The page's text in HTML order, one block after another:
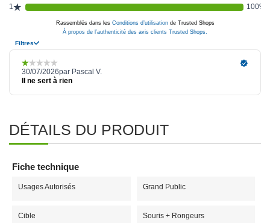
DÉTAILS DU PRODUIT
Fiche technique
Usages Autorisés Grand Public
Cible Souris + Rongeurs